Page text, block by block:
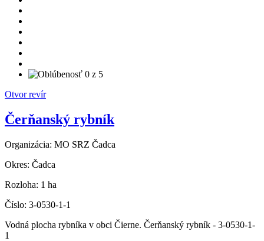
Otvor revír
Čerňanský rybník
Organizácia: MO SRZ Čadca
Okres: Čadca
Rozloha: 1 ha
Číslo: 3-0530-1-1
Vodná plocha rybníka v obci Čierne. Čerňanský rybník - 3-0530-1-
1